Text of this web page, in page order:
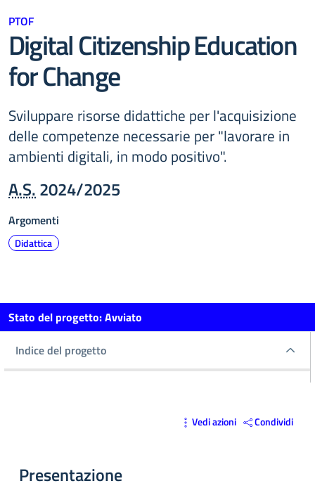
PTOF
Digital Citizenship Education
for Change
Sviluppare risorse didattiche per l'acquisizione
delle competenze necessarie per "lavorare in
ambienti digitali, in modo positivo".
A.S.2024/2025
Argomenti
Didattica
Stato del progetto:Avviato
Indice del progetto
Vedi azioni Condividi
Presentazione